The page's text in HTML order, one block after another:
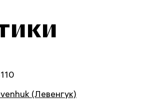
(Левенгук)